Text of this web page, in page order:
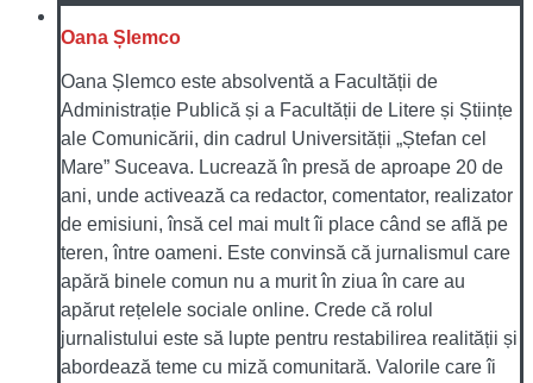
Oana Șlemco
Oana Șlemco este absolventă a Facultății de
Administrație Publică și a Facultății de Litere și Științe
ale Comunicării, din cadrul Universității „Ștefan cel
Mare” Suceava. Lucrează în presă de aproape 20 de
ani, unde activează ca redactor, comentator, realizator
de emisiuni, însă cel mai mult îi place când se află pe
teren, între oameni. Este convinsă că jurnalismul care
apără binele comun nu a murit în ziua în care au
apărut rețelele sociale online. Crede că rolul
jurnalistului este să lupte pentru restabilirea realității și
abordează teme cu miză comunitară. Valorile care îi